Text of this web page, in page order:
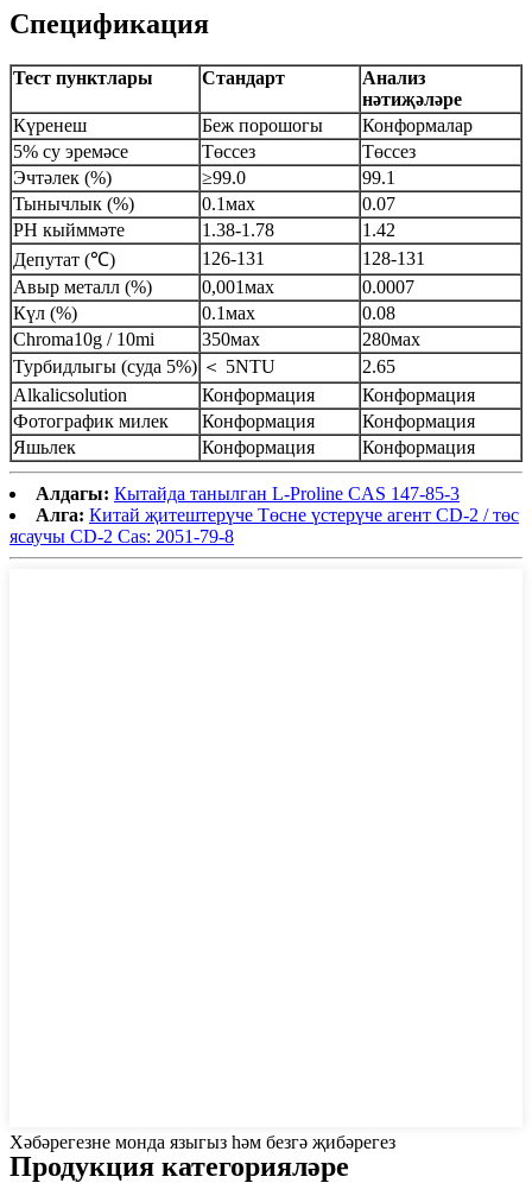
Спецификация
Тест пунктлары Стандарт
Анализ
нәтиҗәләре
Күренеш
Беж порошогы
Конформалар
5% су эремәсе
Төссез
Төссез
Эчтәлек (%)
≥99.0
99.1
Тынычлык (%)
0.1мах
0.07
PH кыйммәте
1.38-1.78
1.42
Депутат (℃)
126-131
128-131
Авыр металл (%)
0,001мах
0.0007
Күл (%)
0.1мах
0.08
Chroma10g / 10mi
350мах
280мах
Турбидлыгы (суда 5%) ＜ 5NTU
2.65
Alkalicsolution
Конформация
Конформация
Фотографик милек
Конформация
Конформация
Яшьлек
Конформация Конформация
Алдагы: Кытайда танылган L-Proline CAS 147-85-3
Алга: Китай җитештерүче Төсне үстерүче агент CD-2 / төс
ясаучы CD-2 Cas: 2051-79-8
Хәбәрегезне монда языгыз һәм безгә җибәрегез
Продукция категорияләре